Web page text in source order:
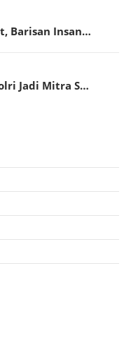
Barisan Insan…
Jadi Mitra S…